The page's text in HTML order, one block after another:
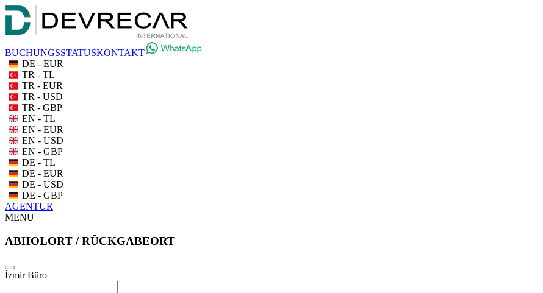
BUCHUNGSSTATUSKONTAKT
DE - EUR
TR - TL
TR - EUR
TR - USD
TR - GBP
EN - TL
EN - EUR
EN - USD
EN - GBP
DE - TL
DE - EUR
DE - USD
DE - GBP
AGENTUR
MENU
ABHOLORT / RÜCKGABEORT
İzmir Büro